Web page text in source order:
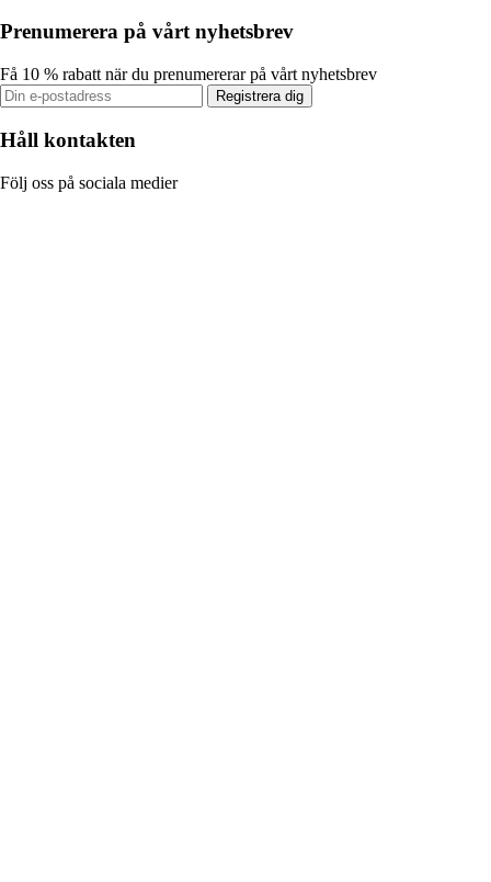
Prenumerera på vårt nyhetsbrev
Få 10 % rabatt när du prenumererar på vårt nyhetsbrev
Registrera dig
Håll kontakten
Följ oss på sociala medier